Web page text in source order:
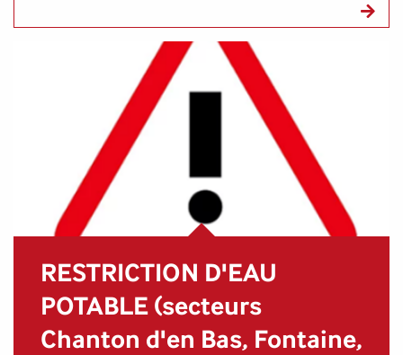
RESTRICTION D'EAU
POTABLE (secteurs
Chanton d'en Bas, Fontaine,